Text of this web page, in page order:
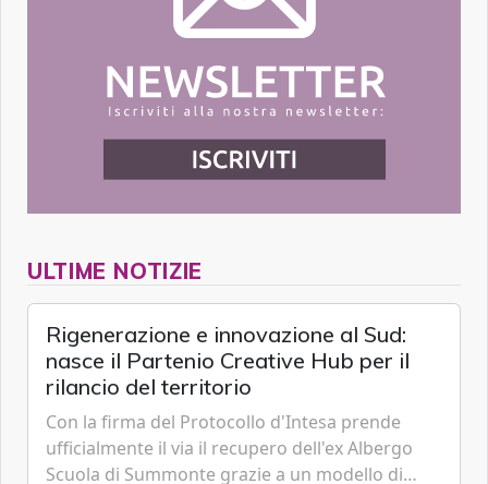
ULTIME NOTIZIE
Rigenerazione e innovazione al Sud:
nasce il Partenio Creative Hub per il
rilancio del territorio
Con la firma del Protocollo d'Intesa prende
ufficialmente il via il recupero dell'ex Albergo
Scuola di Summonte grazie a un modello di